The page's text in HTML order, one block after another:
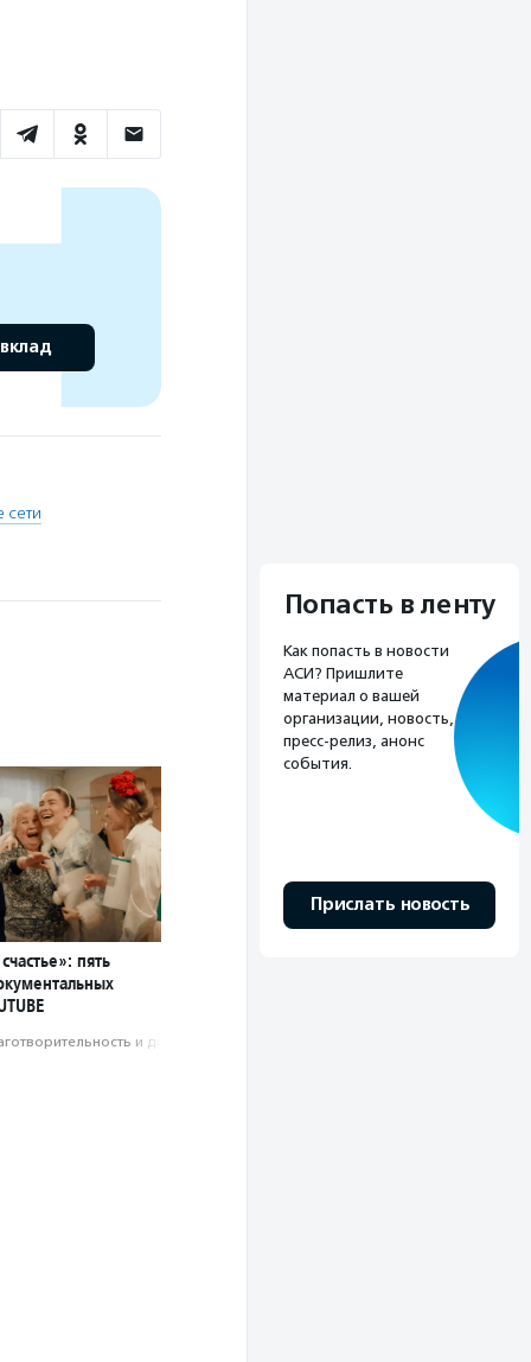
сети
пять
и доброволь­чест­во
Попасть в ленту
Как попасть в новости
АСИ? Пришлите
материал о вашей
организации, новость,
пресс-релиз, анонс
события.
Прислать новость